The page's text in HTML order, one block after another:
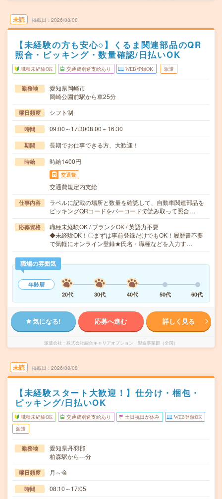
未読 掲載日 2026/08/08
【未経験の方も安心○】くるま関連部品のQR
照合・ピッキング・数量確認/日払いOK
職種未経験OK 交通費別途支給あり WEB登録OK 派遣
勤務地
愛知県岡崎市
岡崎公園前駅から車25分
曜日頻度 シフト制
時間 09:00～17:3008:00～16:30
期間 長期でお仕事できる方、大歓迎！
時給 時給1400円
交通費
交通費規定内支給
仕事内容
ラベルに記載の場所と数量を確認して、自動車関連部品を
ピッキングQRコードをバーコードで読み取って照合…
応募資格
職種未経験OK / ブランクOK / 英語力不要
◆未経験OK！〇まずは事前登録だけでもOK！履歴書不要
で気軽にオンライン登録★氏名・職種などを入力す…
職場の雰囲気
年齢層
20代
30代 40代 50代 60代
気になる! 応募へ進む 詳しく見る
派遣会社 株式会社綜合キャリアオプション 製造事業部（全国）
未読 掲載日 2026/08/08
【未経験スタート大歓迎！】仕分け・梱包・
ピッキング/日払いOK
職種未経験OK 交通費別途支給あり 土日祝日が休み WEB登録OK
派遣
勤務地
愛知県丹羽郡
柏森駅から---分
曜日頻度 月～金
時間 08:10～17:05